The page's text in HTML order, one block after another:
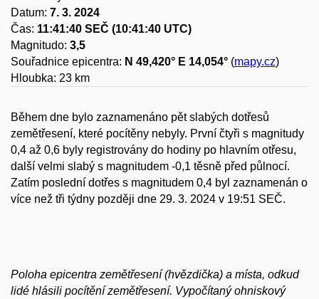
Datum: 7. 3. 2024
Čas: 11:41:40 SEČ (10:41:40 UTC)
Magnitudo: 3,5
Souřadnice epicentra: N 49,420° E 14,054° (mapy.cz)
Hloubka: 23 km
Během dne bylo zaznamenáno pět slabých dotřesů
zemětřesení, které pocítěny nebyly. První čtyři s magnitudy
0,4 až 0,6 byly registrovány do hodiny po hlavním otřesu,
další velmi slabý s magnitudem -0,1 těsně před půlnocí.
Zatím poslední dotřes s magnitudem 0,4 byl zaznamenán o
více než tři týdny později dne 29. 3. 2024 v 19:51 SEČ.
Poloha epicentra zemětřesení (hvězdička) a místa, odkud
lidé hlásili pocítění zemětřesení. Vypočítaný ohniskový